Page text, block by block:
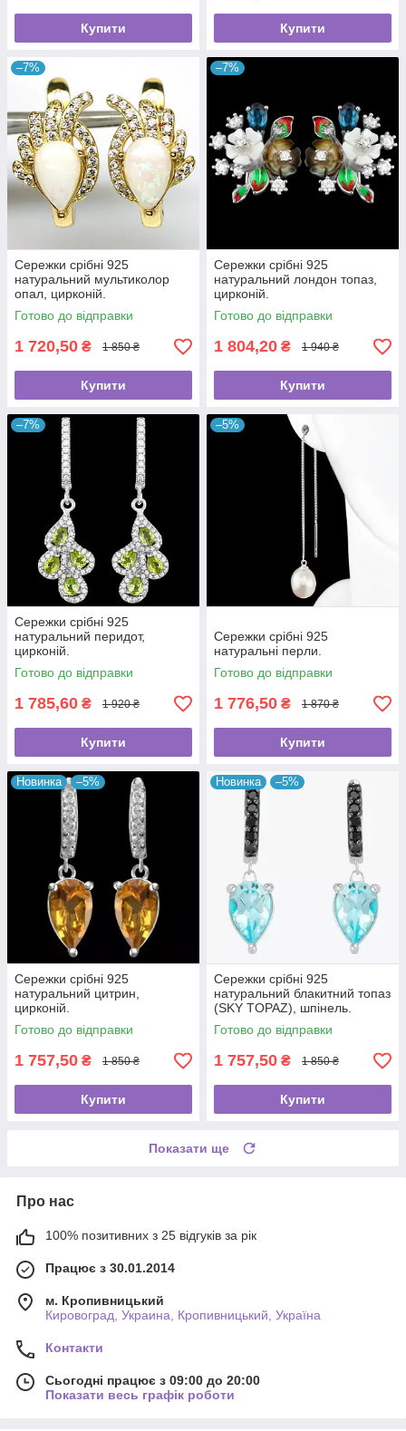
Купити Купити
–7%
Сережки срібні 925
натуральний мультиколор
опал, цирконій.
Готово до відправки
1 720,50 ₴ 1 850 ₴
Купити
–7%
Сережки срібні 925
натуральний лондон топаз,
цирконій.
Готово до відправки
1 804,20 ₴ 1 940 ₴
Купити
–7%
Сережки срібні 925
натуральний перидот,
цирконій.
Готово до відправки
1 785,60 ₴ 1 920 ₴
Купити
–5%
Сережки срібні 925
натуральні перли.
Готово до відправки
1 776,50 ₴ 1 870 ₴
Купити
Новинка –5%
Сережки срібні 925
натуральний цитрин,
цирконій.
Готово до відправки
1 757,50 ₴ 1 850 ₴
Купити
Новинка –5%
Сережки срібні 925
натуральний блакитний топаз
(SKY TOPAZ), шпінель.
Готово до відправки
1 757,50 ₴ 1 850 ₴
Купити
Показати ще
Про нас
100% позитивних з 25 відгуків за рік
Працює з 30.01.2014
м. Кропивницький
Кировоград, Украина, Кропивницький, Україна
Контакти
Сьогодні працює з 09:00 до 20:00
Показати весь графік роботи